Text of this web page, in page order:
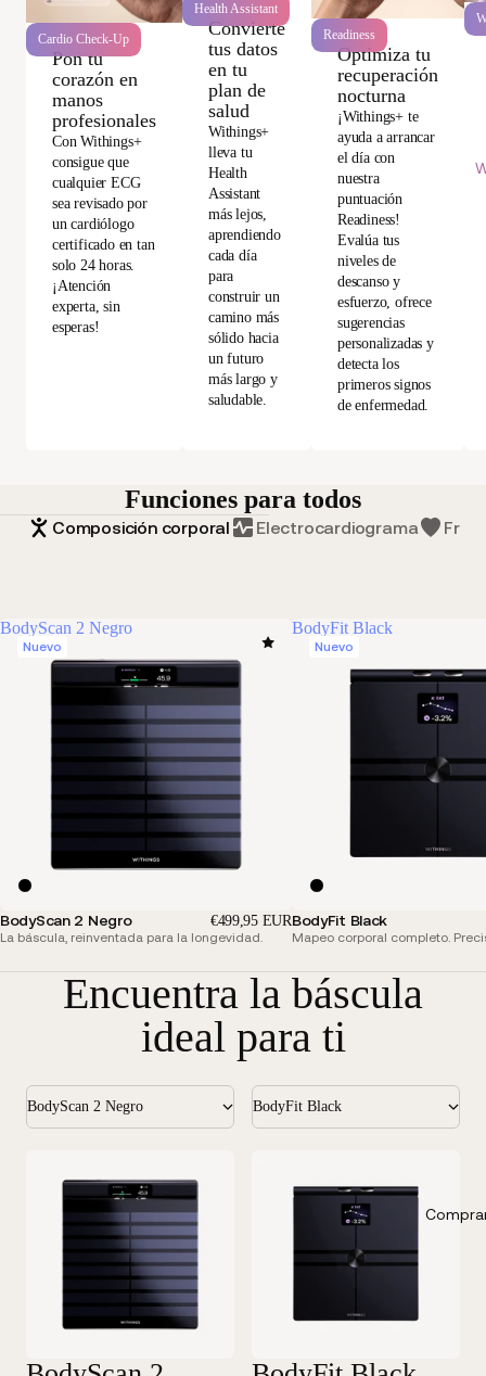
Cardio Check-Up
Pon tu
corazón en
manos
profesionales
Con Withings+
consigue que
cualquier ECG
sea revisado por
un cardiólogo
certificado en tan
solo 24 horas.
¡Atención
experta, sin
esperas!
Health Assistant
Convierte
tus datos
en tu
plan de
salud
Withings+
lleva tu
Health
Assistant
más lejos,
aprendiendo
cada día
para
construir un
camino más
sólido hacia
un futuro
más largo y
saludable.
Readiness
Optimiza tu
recuperación
nocturna
¡Withings+ te
ayuda a arrancar
el día con
nuestra
puntuación
Readiness!
Evalúa tus
niveles de
descanso y
esfuerzo, ofrece
sugerencias
personalizadas y
detecta los
primeros signos
de enfermedad.
Funciones para todos
Composición corporal Electrocardiograma
BodyScan 2 Negro
Nuevo
BodyScan 2 Negro €499,95 EUR
La báscula, reinventada para la longevidad.
BodyFit Black
Nuevo
BodyFit Black
Mapeo corporal completo.
Encuentra la báscula
ideal para ti
BodyScan 2 Negro BodyFit Black